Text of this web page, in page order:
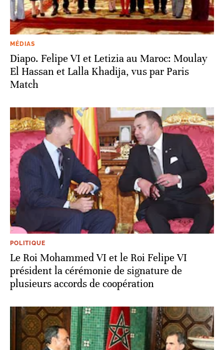
MÉDIAS
Diapo. Felipe VI et Letizia au Maroc: Moulay
El Hassan et Lalla Khadija, vus par Paris
Match
POLITIQUE
Le Roi Mohammed VI et le Roi Felipe VI
président la cérémonie de signature de
plusieurs accords de coopération